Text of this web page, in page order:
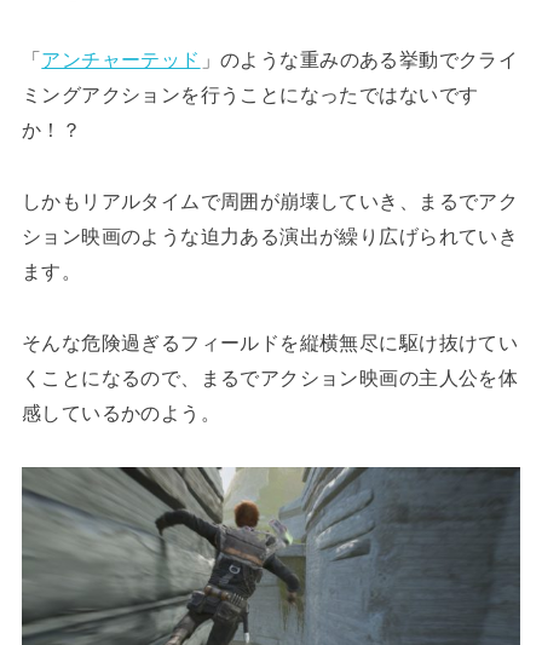
「アンチャーテッド 」のような重みのある挙動でクライ
ミングアクションを行うことになったではないです
か！？
しかもリアルタイムで周囲が崩壊していき、まるでアク
ション映画のような迫力ある演出が繰り広げられていき
ます。
そんな危険過ぎるフィールドを縦横無尽に駆け抜けてい
くことになるので、まるでアクション映画の主人公を体
感しているかのよう。